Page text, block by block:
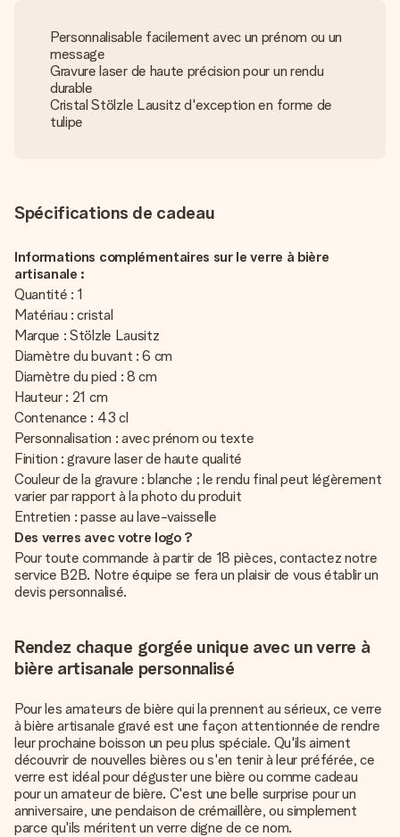
Personnalisable facilement avec un prénom ou un
message
Gravure laser de haute précision pour un rendu
durable
Cristal Stölzle Lausitz d'exception en forme de
tulipe
Spécifications de cadeau
Informations complémentaires sur le verre à bière
artisanale :
Quantité : 1
Matériau : cristal
Marque : Stölzle Lausitz
Diamètre du buvant : 6 cm
Diamètre du pied : 8 cm
Hauteur : 21 cm
Contenance : 43 cl
Personnalisation : avec prénom ou texte
Finition : gravure laser de haute qualité
Couleur de la gravure : blanche ; le rendu final peut légèrement
varier par rapport à la photo du produit
Entretien : passe au lave-vaisselle
Des verres avec votre logo ?
Pour toute commande à partir de 18 pièces, contactez notre
service B2B. Notre équipe se fera un plaisir de vous établir un
devis personnalisé.
Rendez chaque gorgée unique avec un verre à
bière artisanale personnalisé
Pour les amateurs de bière qui la prennent au sérieux, ce verre
à bière artisanale gravé est une façon attentionnée de rendre
leur prochaine boisson un peu plus spéciale. Qu'ils aiment
découvrir de nouvelles bières ou s'en tenir à leur préférée, ce
verre est idéal pour déguster une bière ou comme cadeau
pour un amateur de bière. C'est une belle surprise pour un
anniversaire, une pendaison de crémaillère, ou simplement
parce qu'ils méritent un verre digne de ce nom.